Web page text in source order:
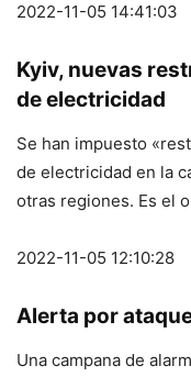
2022-11-05 14:41:03
Kyiv, nuevas
de electricidad
Se han impuesto
de electricidad en la
otras regiones. Es el
2022-11-05 12:10:28
Alerta por
Una campana de